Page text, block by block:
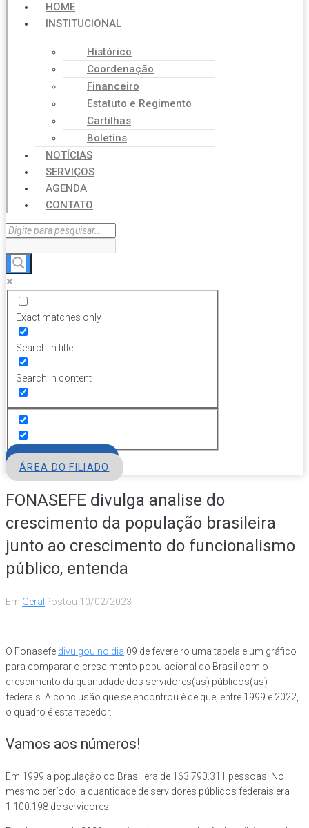
HOME
INSTITUCIONAL
Histórico
Coordenação
Financeiro
Estatuto e Regimento
Cartilhas
Boletins
NOTÍCIAS
SERVIÇOS
AGENDA
CONTATO
Exact matches only
Search in title
Search in content
ÁREA DO FILIADO
FONASEFE divulga analise do
crescimento da população brasileira
junto ao crescimento do funcionalismo
público, entenda
Em Geral Postou 10/02/2023
O Fonasefe divulgou no dia 09 de fevereiro uma tabela e um gráfico
para comparar o crescimento populacional do Brasil com o
crescimento da quantidade dos servidores(as) públicos(as)
federais. A conclusão que se encontrou é de que, entre 1999 e 2022,
o quadro é estarrecedor.
Vamos aos números!
Em 1999 a população do Brasil era de 163.790.311 pessoas. No
mesmo período, a quantidade de servidores públicos federais era
1.100.198 de servidores.